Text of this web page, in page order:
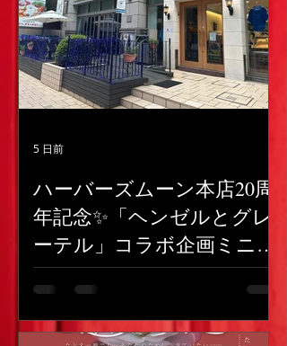
ハーバーズムーン本店20周
年記念✨「ヘンゼルとグレ
ーテル」コラボ企画ミニコ
ンサート7/29が無事に終了
しました！
5 日前